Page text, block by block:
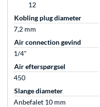
12
Kobling plug diameter
7,2 mm
Air connection gevind
1/4"
Air efterspørgsel
450
Slange diameter
Anbefalet 10 mm